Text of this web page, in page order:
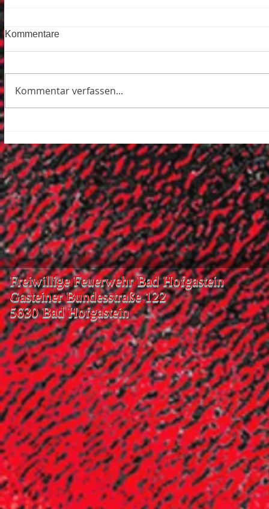
Kommentare
Kommentar verfassen...
Freiwillige Feuerwehr Bad Hofgastein
Gasteiner Bundesstraße 122
5630 Bad Hofgastein